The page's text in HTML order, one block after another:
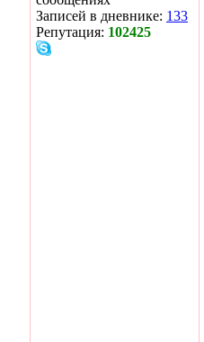
Записей в дневнике: 133
Репутация: 102425